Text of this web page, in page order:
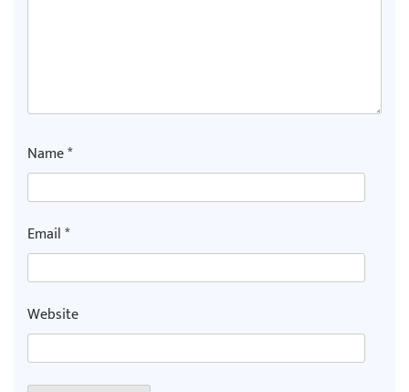
Name*
Email*
Website